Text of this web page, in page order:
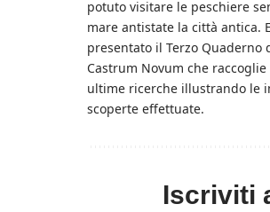
potuto visitare le peschiere
mare antistate la città antica.
presentato il Terzo Quaderno
Castrum Novum che
ultime ricerche illustrando le
scoperte effettuate.
Iscriviti